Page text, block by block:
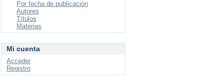
Por fecha de publicación
Autores
Títulos
Materias
Mi cuenta
Acceder
Registro